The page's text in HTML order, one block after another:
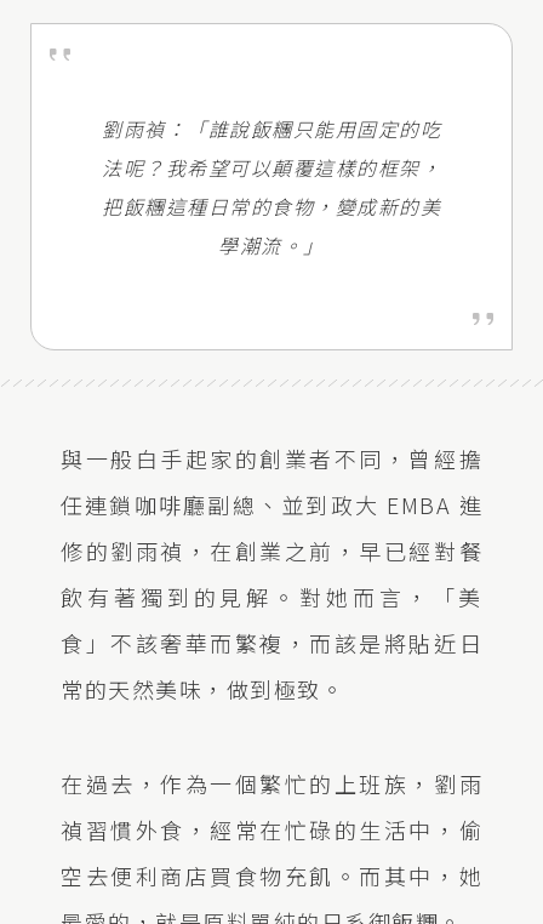
劉雨禎：「誰說飯糰只能用固定的吃
法呢？我希望可以顛覆這樣的框架，
把飯糰這種日常的食物，變成新的美
學潮流。」
與一般白手起家的創業者不同，曾經擔
任連鎖咖啡廳副總、並到政大 EMBA 進
修的劉雨禎，在創業之前，早已經對餐
飲有著獨到的見解。對她而言，「美
食」不該奢華而繁複，而該是將貼近日
常的天然美味，做到極致。
在過去，作為一個繁忙的上班族，劉雨
禎習慣外食，經常在忙碌的生活中，偷
空去便利商店買食物充飢。而其中，她